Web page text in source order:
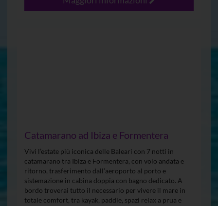
Catamarano ad Ibiza e Formentera
Vivi l’estate più iconica delle Baleari con 7 notti in
catamarano tra Ibiza e Formentera, con volo andata e
ritorno, trasferimento dall’aeroporto al porto e
sistemazione in cabina doppia con bagno dedicato. A
bordo troverai tutto il necessario per vivere il mare in
totale comfort, tra kayak, paddle, spazi relax a prua e